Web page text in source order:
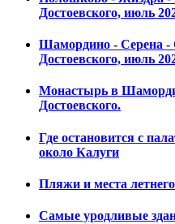
Достоевского, июль
Шамордино - Серена -
Достоевского, июль
Монастырь в
Достоевского.
Где остановится с
около Калуги
Пляжи и места
Самые уродливые